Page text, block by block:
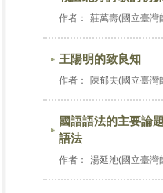
作者： 莊萬壽(國立臺灣
王陽明的致良知
作者： 陳郁夫(國立臺灣
國語語法的主要論
語法
作者： 湯延池(國立臺灣